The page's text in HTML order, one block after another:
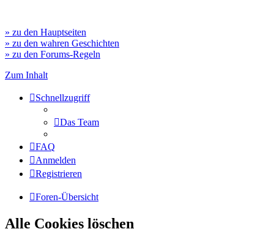
» zu den Hauptseiten
» zu den wahren Geschichten
» zu den Forums-Regeln
Zum Inhalt
Schnellzugriff
Das Team
FAQ
Anmelden
Registrieren
Foren-Übersicht
Alle Cookies löschen